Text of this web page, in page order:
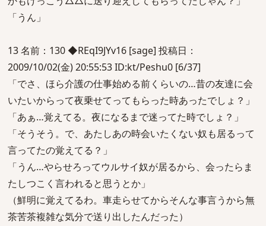
「うん」
13 名前：130 ◆REqI9JYv16 [sage] 投稿日：
2009/10/02(金) 20:55:53 ID:kt/Peshu0 [6/37]
「でさ、ほら介護の仕事始める前くらいの…昔の友達に会
いたいからって夜乗せてってもらった時あったでしょ？」
「あぁ…覚えてる。夜になるまで迷ってた時でしょ？」
「そうそう。で、あたしあの時会いたくない奴も居るって
言ってたの覚えてる？」
「うん…やらせろってウルサイ奴が居るから、会ったらま
たしつこく言われると思うとか」
（鮮明に覚えてるわ。車走らせてからそんな事言うから無
茶苦茶複雑な気分で送り出したんだった）